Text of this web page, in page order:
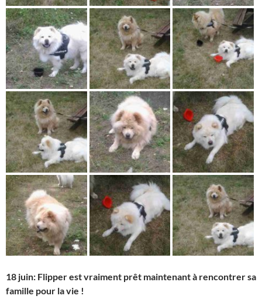
18 juin: Flipper est vraiment prêt maintenant à rencontrer sa
famille pour la vie !